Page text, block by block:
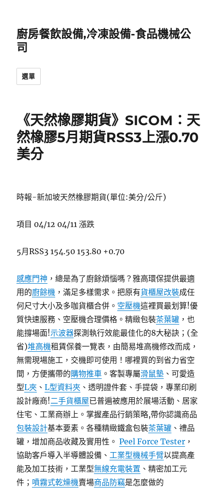
廚房餐飲設備,冷凍設備-食品機械公
司
選單
《天然橡膠期貨》SICOM：天
然橡膠5月期貨RSS3上漲0.70
美分
時報-新加坡天然橡膠期貨(單位:美分/公斤)
項目 04/12 04/11 漲跌
5月RSS3 154.50 153.80 +0.70
感應門神 ，總是為了廚餘煩惱嗎？雅高環保提供最適
用的廚餘機 ，滿足多樣需求。把原有貨櫃屋改裝成任
何尺寸大小及多咖貨櫃合併。 空壓機這裡買最划算!優
質快速服務、空壓機合理價格。精緻包裝茶葉罐 ，也
能撐場面!示波器探測執行效能最佳化的8大秘訣；(全
省)堆高機租賃保養一覽表，由簡易堆高機修改而成，
無需現場施工，交機即可使用！哪裡買的到省力省空
間，方便攜帶的購物推車 。客製專屬滑鼠墊 、可愛造
型L夾 、L型資料夾 、透明證件套、手提袋，專業印刷
設計廠商!二手貨櫃屋已普遍被應用於展場活動、居家
住宅、工業商辦上。掌握產品行銷策略,帶你認識商品
包裝設計基本要素。各種精緻鐵盒包裝茶葉罐 、禮品
罐，增加商品收藏及實用性。Peel Force Tester ，
協助客戶導入半導體設備、工業型機械手臂以提高產
能及加工技術，工業型無線充電裝置 、精密加工元
件； 噴霧式乾燥機賣場商品防竊是怎麼做的